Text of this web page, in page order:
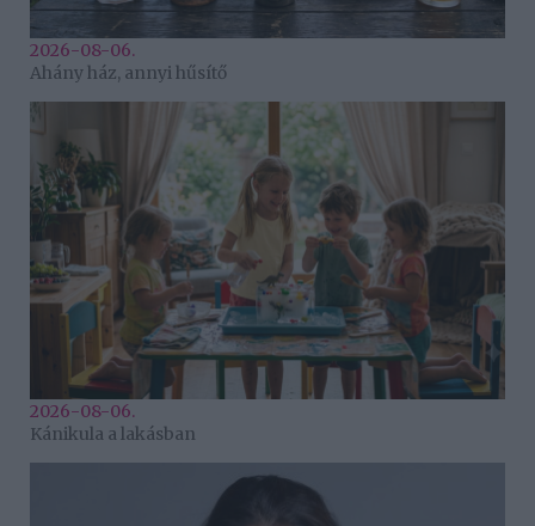
2026-08-06.
Ahány ház, annyi hűsítő
2026-08-06.
Kánikula a lakásban